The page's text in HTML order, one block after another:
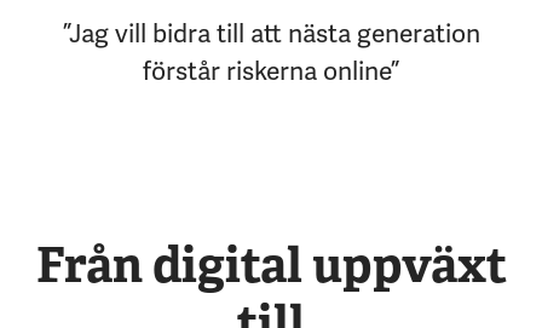
”Jag vill bidra till att nästa generation
förstår riskerna online”
Från digital uppväxt